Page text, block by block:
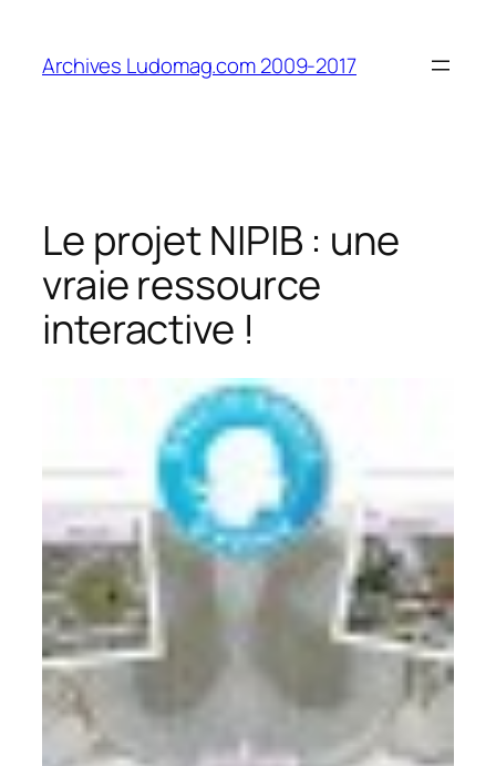
contenu
Archives Ludomag.com 2009-2017
Le projet NIPIB : une
vraie ressource
interactive !